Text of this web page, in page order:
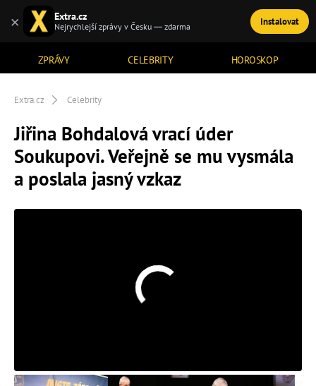
ZPRÁVY CELEBRITY HOROSKOP
TÉMATA
Extra.cz Celebrity
Jiřina Bohdalová vrací úder
Soukupovi. Veřejně se mu vysmála
a poslala jasný vzkaz
× Extra.cz
Nejrychlejší zprávy v Česku — zdarma Instalovat